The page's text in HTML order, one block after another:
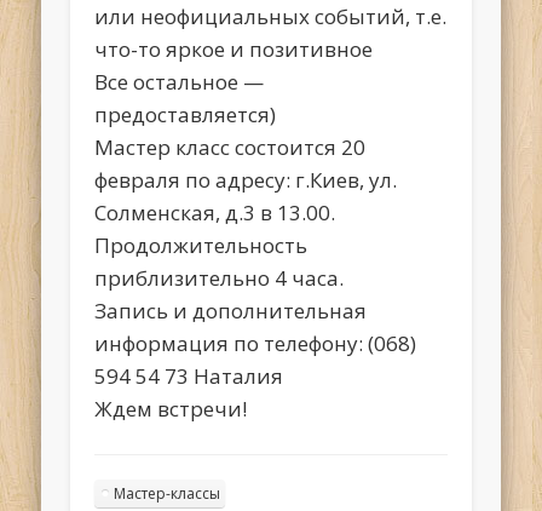
или неофициальных событий, т.е.
что-то яркое и позитивное
Все остальное —
предоставляется)
Мастер класс состоится 20
февраля по адресу: г.Киев, ул.
Солменская, д.3 в 13.00.
Продолжительность
приблизительно 4 часа.
Запись и дополнительная
информация по телефону: (068)
594 54 73 Наталия
Ждем встречи!
Мастер-классы